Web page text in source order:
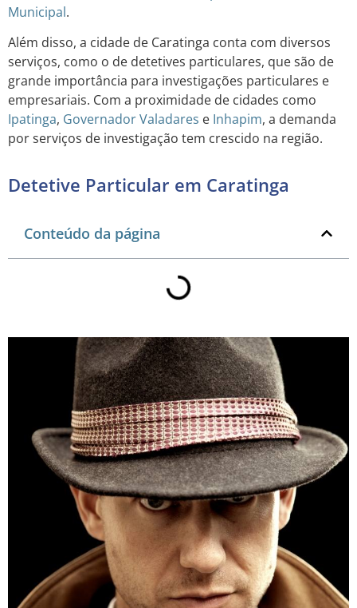
Municipal.
Além disso, a cidade de Caratinga conta com diversos
serviços, como o de detetives particulares, que são de
grande importância para investigações particulares e
empresariais. Com a proximidade de cidades como
Ipatinga, Governador Valadares e Inhapim, a demanda
por serviços de investigação tem crescido na região.
Detetive Particular em Caratinga
Conteúdo da página